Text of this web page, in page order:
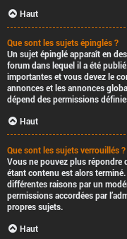
Haut
Que sont les sujets épinglés ?
Un sujet épinglé apparaît en
forum dans lequel il a été
importantes et vous devez le
annonces et les annonces
dépend des permissions
Haut
Que sont les sujets verrouillés ?
Vous ne pouvez plus répondre
étant contenu est alors
différentes raisons par un
permissions accordées par
propres sujets.
Haut